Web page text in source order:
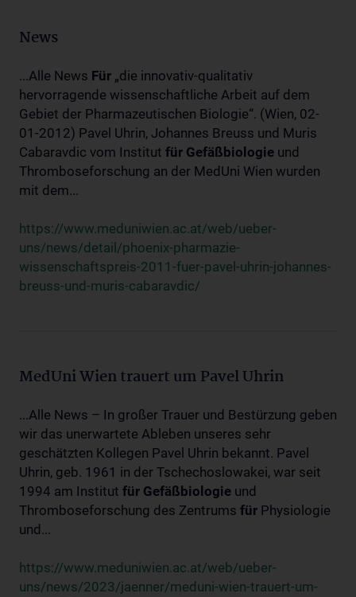
News
...Alle News Für „die innovativ-qualitativ
hervorragende wissenschaftliche Arbeit auf dem
Gebiet der Pharmazeutischen Biologie“. (Wien, 02-
01-2012) Pavel Uhrin, Johannes Breuss und Muris
Cabaravdic vom Institut für Gefäßbiologie und
Thromboseforschung an der MedUni Wien wurden
mit dem...
https://www.meduniwien.ac.at/web/ueber-
uns/news/detail/phoenix-pharmazie-
wissenschaftspreis-2011-fuer-pavel-uhrin-johannes-
breuss-und-muris-cabaravdic/
MedUni Wien trauert um Pavel Uhrin
...Alle News – In großer Trauer und Bestürzung geben
wir das unerwartete Ableben unseres sehr
geschätzten Kollegen Pavel Uhrin bekannt. Pavel
Uhrin, geb. 1961 in der Tschechoslowakei, war seit
1994 am Institut für Gefäßbiologie und
Thromboseforschung des Zentrums für Physiologie
und...
https://www.meduniwien.ac.at/web/ueber-
uns/news/2023/jaenner/meduni-wien-trauert-um-